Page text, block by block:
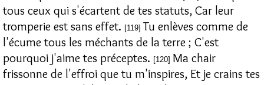
tous ceux qui s'écartent de tes statuts, Car leur
tromperie est sans effet. [119] Tu enlèves comme de
l'écume tous les méchants de la terre ; C'est
pourquoi j'aime tes préceptes. [120] Ma chair
frissonne de l'effroi que tu m'inspires, Et je crains tes